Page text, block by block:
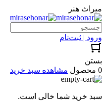
میراث هنر
ورود | ثبت‌نام
بستن
0 محصول
مشاهده سبد خرید
سبد خرید شما خالی است.